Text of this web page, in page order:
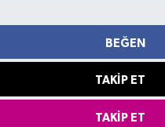
BEĞEN
TAKIP ET
TAKIP ET